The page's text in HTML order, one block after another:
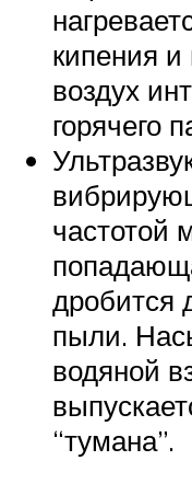
кипения
воздух
горячего
частотой
дробится
пыли.
водяной
“тумана”.